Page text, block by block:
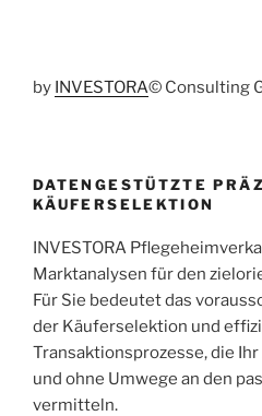
by INVESTORA© Consulting
DATENGESTÜTZTE
KÄUFERSELEKTION
INVESTORA
Marktanalysen für den
Für Sie bedeutet das
der Käuferselektion und
Transaktionsprozesse, die
und ohne Umwege an den
vermitteln.